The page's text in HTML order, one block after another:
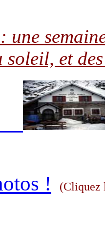
une
soleil, et
! (Cliquez